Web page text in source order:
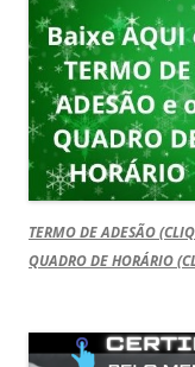
TERMO DE ADESÃO
QUADRO DE HORÁRIO